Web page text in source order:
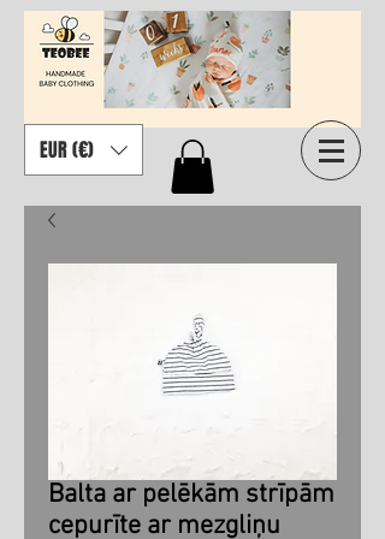
EUR (€)
Balta ar pelēkām strīpām
cepurīte ar mezgliņu